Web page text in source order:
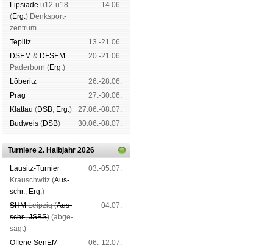
Lipsiade u12-u18
(Erg.) Denk­sport­
zen­trum
14.06.
Tep­litz
13.-21.06.
DSEM & DFSEM
Pader­born (Erg.)
20.-21.06.
Lö­be­ritz
26.-28.06.
Prag
27.-30.06.
Klat­tau (DSB, Erg.)
27.06.-08.07.
Bud­weis (DSB) 30.06.-08.07.
Turniere 2. Halbjahr 2026
Lau­sitz-Tur­nier
Krausch­witz (Aus­
schr., Erg.)
03.-05.07.
SHMLeip­zig (Aus­
schr.,JSBS) (ab­ge­
sagt)
04.07.
Offene SenEM
06.-12.07.